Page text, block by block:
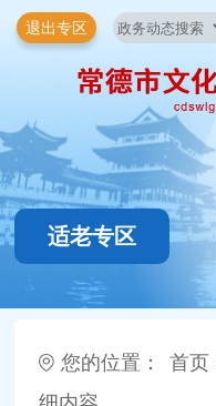
退出专区
适老专区
您的位置： 首页